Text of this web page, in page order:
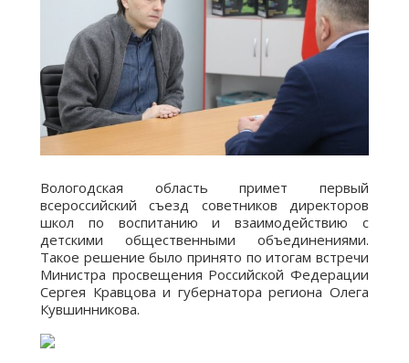
Вологодская область примет первый
всероссийский съезд советников директоров
школ по воспитанию и взаимодействию с
детскими общественными объединениями.
Такое решение было принято по итогам встречи
Министра просвещения Российской Федерации
Сергея Кравцова и губернатора региона Олега
Кувшинникова.